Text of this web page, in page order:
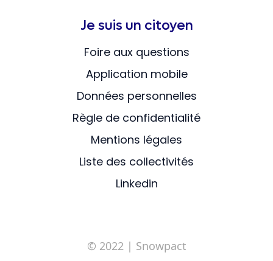
Je suis un citoyen
Foire aux questions
Application mobile
Données personnelles
Règle de confidentialité
Mentions légales
Liste des collectivités
Linkedin
© 2022 | Snowpact